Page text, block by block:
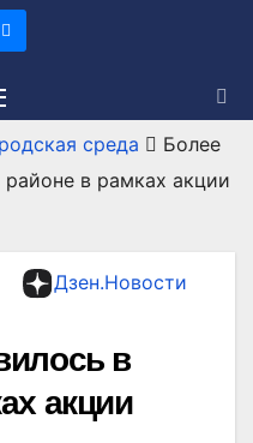
среда
Более
в рамках акции
Дзен.Новости
в
акции